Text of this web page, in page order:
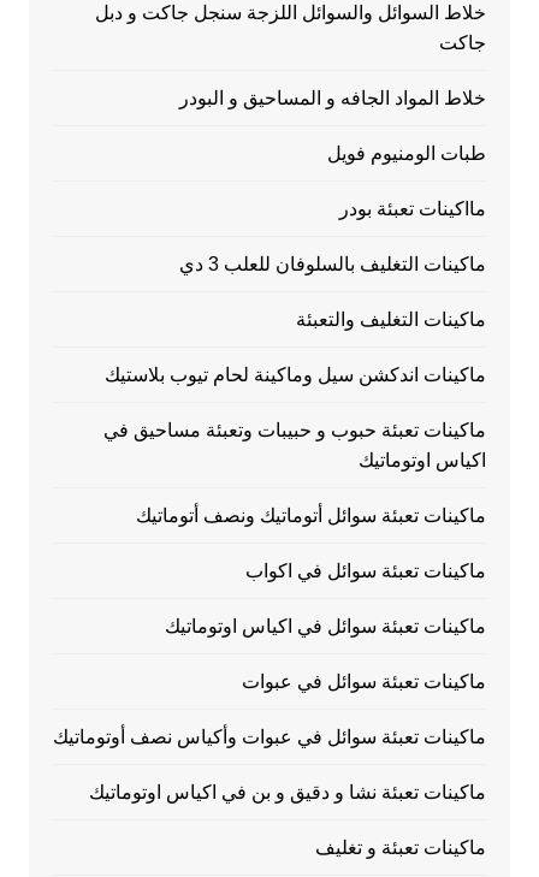
خلاط السوائل والسوائل اللزجة سنجل جاكت و دبل
جاكت
خلاط المواد الجافه و المساحيق و البودر
طبات الومنيوم فويل
مااكينات تعبئة بودر
ماكينات التغليف بالسلوفان للعلب 3 دي
ماكينات التغليف والتعبئة
ماكينات اندكشن سيل وماكينة لحام تيوب بلاستيك
ماكينات تعبئة حبوب و حبيبات وتعبئة مساحيق في
اكياس اوتوماتيك
ماكينات تعبئة سوائل أتوماتيك ونصف أتوماتيك
ماكينات تعبئة سوائل في اكواب
ماكينات تعبئة سوائل في اكياس اوتوماتيك
ماكينات تعبئة سوائل في عبوات
ماكينات تعبئة سوائل في عبوات وأكياس نصف أوتوماتيك
ماكينات تعبئة نشا و دقيق و بن في اكياس اوتوماتيك
ماكينات تعبئة و تغليف